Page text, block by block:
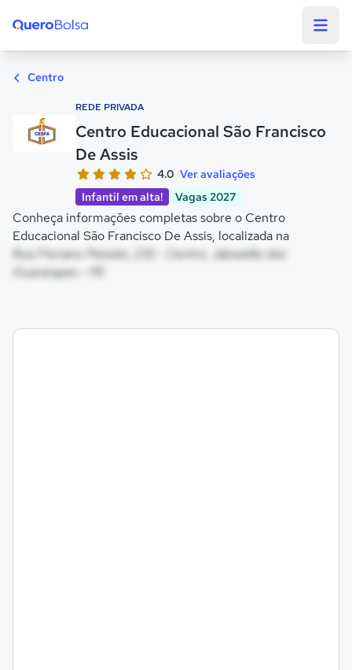
Centro
REDE PRIVADA
Centro Educacional São Francisco
De Assis
4.0 Ver avaliações
Infantil em alta!
Vagas 2027
Conheça informações completas sobre o Centro
Educacional São Francisco De Assis, localizada na
Rua Floriano Peixoto, 235 - Centro, Jaboatão dos
Guararapes - PE